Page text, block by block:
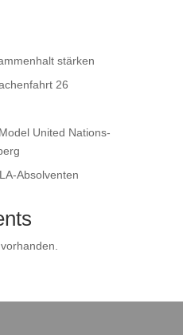
stärken
26
United Nations-
Absolventen